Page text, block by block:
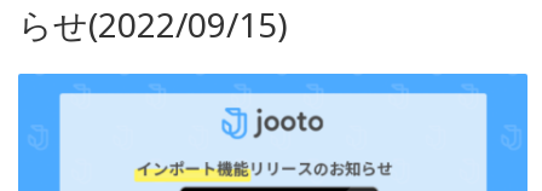
らせ(2022/09/15)